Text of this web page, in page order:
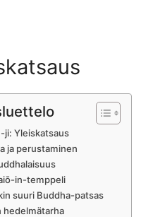
ji: Yleiskatsaus
ja perustaminen
in-temppeli
suuri Buddha-patsas
hedelmätarha